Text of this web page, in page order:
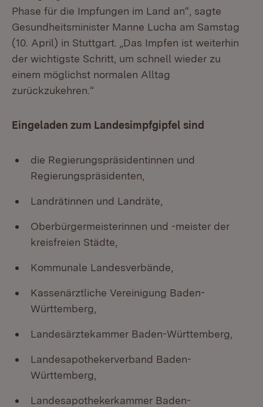
Phase für die Impfungen im Land an“, sagte
Gesundheitsminister Manne Lucha am Samstag
(10. April) in Stuttgart. „Das Impfen ist weiterhin
der wichtigste Schritt, um schnell wieder zu
einem möglichst normalen Alltag
zurückzukehren.“
Eingeladen zum Landesimpfgipfel sind
die Regierungspräsidentinnen und
Regierungspräsidenten,
Landrätinnen und Landräte,
Oberbürgermeisterinnen und -meister der
kreisfreien Städte,
Kommunale Landesverbände,
Kassenärztliche Vereinigung Baden-
Württemberg,
Landesärztekammer Baden-Württemberg,
Landesapothekerverband Baden-
Württemberg,
Landesapothekerkammer Baden-